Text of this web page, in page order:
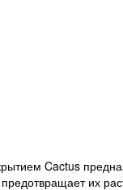
Cactus
их